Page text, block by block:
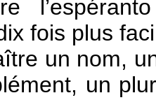
fois plus
un nom,
un